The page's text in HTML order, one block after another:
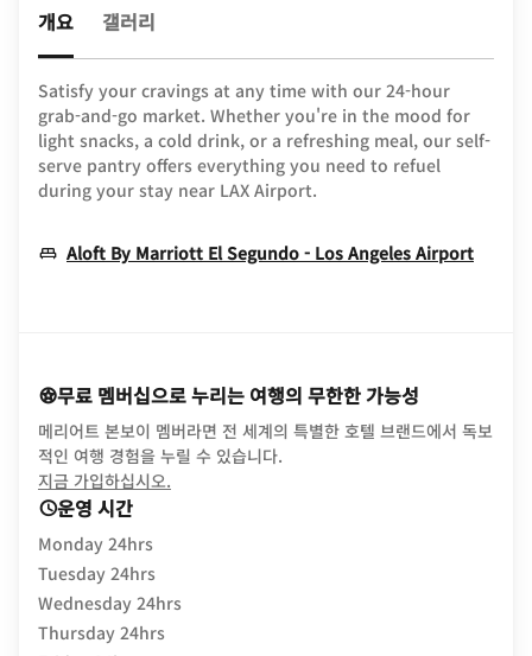
개요 갤러리
Satisfy your cravings at any time with our 24-hour
grab-and-go market. Whether you're in the mood for
light snacks, a cold drink, or a refreshing meal, our self-
serve pantry offers everything you need to refuel
during your stay near LAX Airport.
Aloft By Marriott El Segundo - Los Angeles Airport
무료 멤버십으로 누리는 여행의 무한한 가능성
메리어트 본보이 멤버라면 전 세계의 특별한 호텔 브랜드에서 독보
적인 여행 경험을 누릴 수 있습니다.
지금 가입하십시오.
운영 시간
Monday 24hrs
Tuesday 24hrs
Wednesday 24hrs
Thursday 24hrs